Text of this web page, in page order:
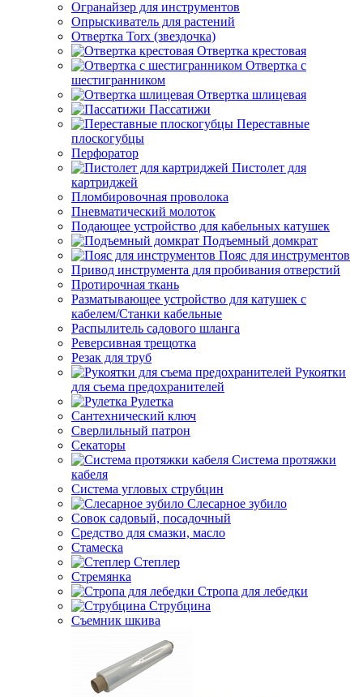
Огранайзер для инструментов
Опрыскиватель для растений
Отвертка Torx (звездочка)
Отвертка крестовая
Отвертка с
шестигранником
Отвертка шлицевая
Пассатижи
Переставные
плоскогубцы
Перфоратор
Пистолет для
картриджей
Пломбировочная проволока
Пневматический молоток
Подающее устройство для кабельных катушек
Подъемный домкрат
Пояс для инструментов
Привод инструмента для пробивания отверстий
Протирочная ткань
Разматывающее устройство для катушек с
кабелем/Станки кабельные
Распылитель садового шланга
Реверсивная трещотка
Резак для труб
Рукоятки
для съема предохранителей
Рулетка
Сантехнический ключ
Сверлильный патрон
Секаторы
Система протяжки
кабеля
Система угловых струбцин
Слесарное зубило
Совок садовый, посадочный
Средство для смазки, масло
Стамеска
Степлер
Стремянка
Стропа для лебедки
Струбцина
Съемник шкива